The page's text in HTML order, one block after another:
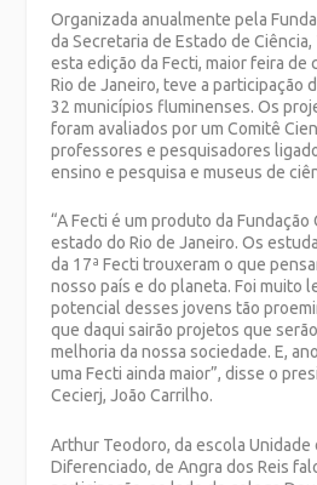
Organizada anualmente pela
da Secretaria de Estado de
esta edição da Fecti, maior feira de
Rio de Janeiro, teve a participação
32 municípios fluminenses. Os
foram avaliados por um Comitê
professores e pesquisadores
ensino e pesquisa e museus de
“A Fecti é um produto da Fundação
estado do Rio de Janeiro. Os
da 17ª Fecti trouxeram o que
nosso país e do planeta. Foi muito
potencial desses jovens tão
que daqui sairão projetos que
melhoria da nossa sociedade. E,
uma Fecti ainda maior”, disse o
Cecierj, João Carrilho.
Arthur Teodoro, da escola Unidade
Diferenciado, de Angra dos Reis